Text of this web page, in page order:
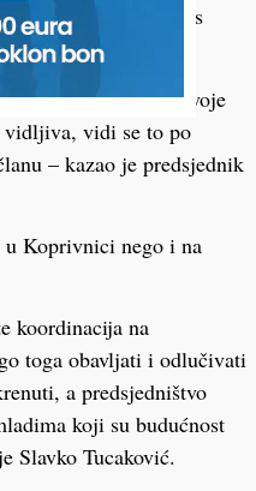
i tajnici Ines
gledaju na svoje
vidljiva, vidi se to po
– kazao je predsjednik
u Koprivnici nego i na
koordinacija na
toga obavljati i odlučivati
a predsjedništvo
koji su budućnost
Slavko Tucaković.